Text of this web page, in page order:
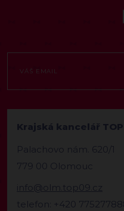
Krajská kancelář
Palachovo nám. 620/1
779 00 Olomouc
info@olm.top09.cz
telefon: +420